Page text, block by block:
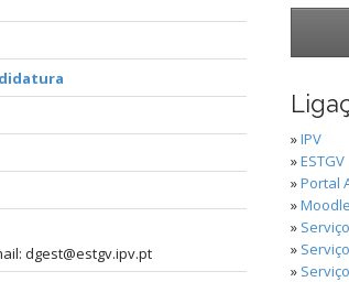
dgest@estgv.ipv.pt
»IPV
»ESTGV
»Portal
»
»
»
»